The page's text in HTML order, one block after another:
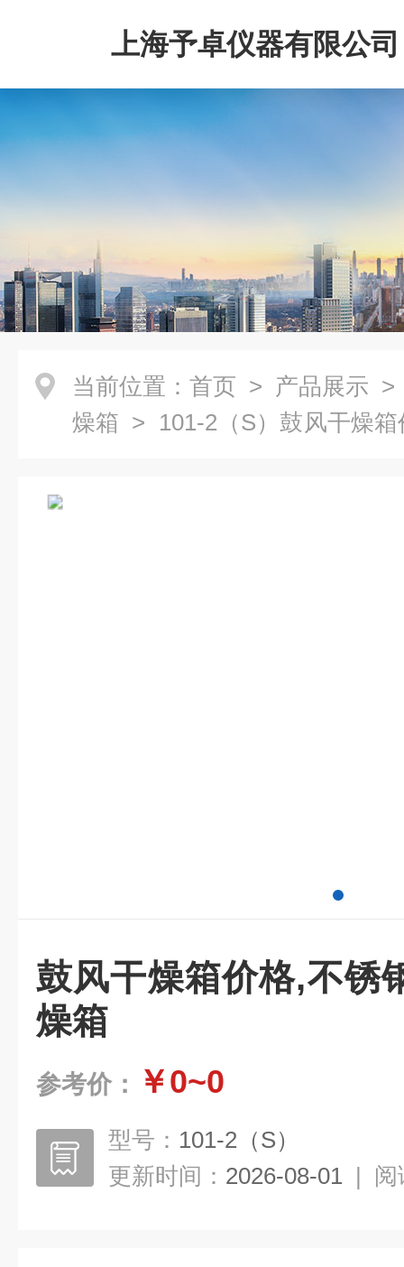
上海予卓仪器有限公司
当前位置： 首页 > 产品展示
燥箱 > 101-2（S）鼓风干燥
鼓风干燥箱价格,不锈
燥箱
参考价： ￥0~0
型号： 101-2（S）
更新时间： 2026-08-01 | 阅